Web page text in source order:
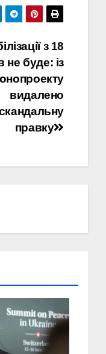
з 18
не буде: із
видалено
правку